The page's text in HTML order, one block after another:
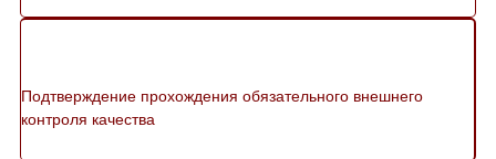
Подтверждение прохождения обязательного внешнего
контроля качества